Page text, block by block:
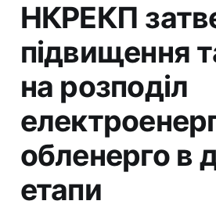
НКРЕКП
підвищення
на розподіл
обленерго в
етапи